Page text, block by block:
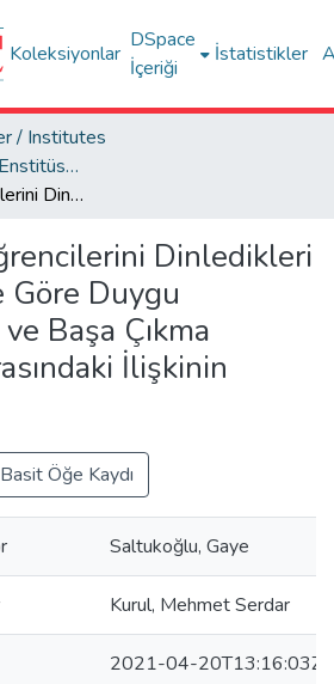
Koleksiyonlar
DSpace
İçeriği
İstatistikler
/ Institutes
Lisansüstü Eğitim Enstitüsü Tez Koleksiyonu
Üniversite Öğrencilerini Dinledikleri Müzik Türüne Göre Duygu Regülasyonu ve Başa Çıkma Stratejileri Arasındaki İlişkinin İncelenmesi
Dinledikleri
Göre Duygu
Başa Çıkma
İlişkinin
Basit Öğe Kaydı
Saltukoğlu, Gaye
Kurul, Mehmet Serdar
2021-04-20T13:16:03Z